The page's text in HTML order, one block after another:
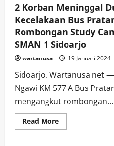
577
2 Korban Meninggal
Kecelakaan Bus
Rombongan Study
SMAN 1 Sidoarjo
wartanusa 19 Januari 2024
Sidoarjo, Wartanusa.net
Ngawi KM 577 A Bus
mengangkut rombongan...
Read MoreRead
more